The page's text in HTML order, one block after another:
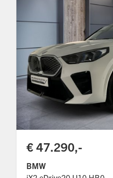
€ 47.290,-
BMW